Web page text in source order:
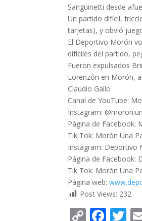
Sanguinetti desde
Un partido difícil,
tarjetas), y obvió
El Deportivo Morón
difíciles del partido,
Fueron expulsados
Lorenzón en Morón,
Claudio Gallo
Canal de YouTube:
Instagram:
Página de Facebook:
Tik Tok: Morón Una
Instagram: Deportivo
Página de Facebook:
Tik Tok: Morón Una
Página web:
Post Views: 232
C F T